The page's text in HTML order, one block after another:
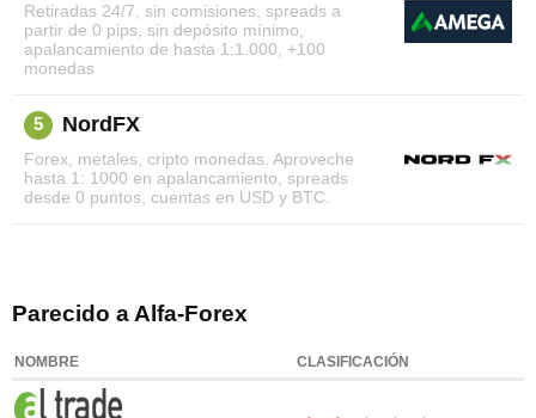
Retiradas 24/7, sin comisiones, spreads a
partir de 0 pips, sin depósito mínimo,
apalancamiento de hasta 1:1.000, +100
monedas
5 NordFX
Forex, metales, cripto monedas. Aproveche
hasta 1: 1000 en apalancamiento, spreads
desde 0 puntos, cuentas en USD y BTC.
Parecido a Alfa-Forex
NOMBRE CLASIFICACIÓN